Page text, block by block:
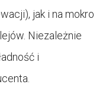
jak i na mokro
Niezależnie
i